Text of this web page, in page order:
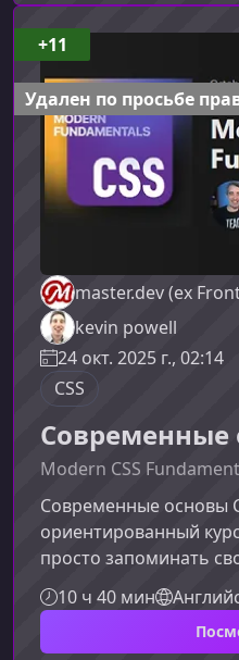
созданию
полноценного
аутентификацией,
и современным
будете
master.dev (ex
kevin powell
24 окт. 2025 г., 02:14
CSS
Современные
Modern CSS
Современные основы
ориентированный
просто запоминать
понимать логику и
Материал построен
уверенно применять
10 ч 40 мин
+11
Удален по просьбе